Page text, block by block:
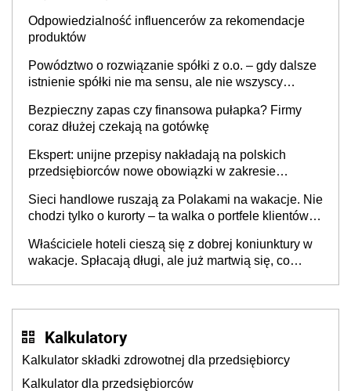
Odpowiedzialność influencerów za rekomendacje
produktów
Powództwo o rozwiązanie spółki z o.o. – gdy dalsze
istnienie spółki nie ma sensu, ale nie wszyscy
Bezpieczny zapas czy finansowa pułapka? Firmy
coraz dłużej czekają na gotówkę
Ekspert: unijne przepisy nakładają na polskich
przedsiębiorców nowe obowiązki w zakresie
Sieci handlowe ruszają za Polakami na wakacje. Nie
chodzi tylko o kurorty – ta walka o portfele klientów
cichu
Właściciele hoteli cieszą się z dobrej koniunktury w
wakacje. Spłacają długi, ale już martwią się, co
Kalkulatory
Kalkulator składki zdrowotnej dla przedsiębiorcy
Kalkulator dla przedsiębiorców